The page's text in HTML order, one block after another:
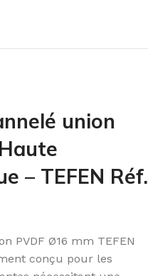
union
– TEFEN Réf.
PVDF Ø16 mm TEFEN
conçu pour les